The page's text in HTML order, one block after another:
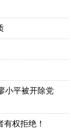
小平被开除党
权拒绝！